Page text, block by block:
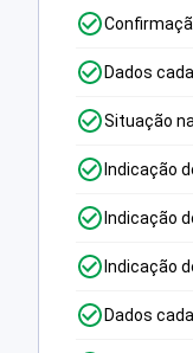
Dados
Situação
Indicação
Indicação
Indicação
Dados